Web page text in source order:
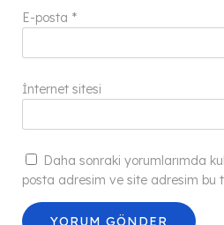
E-posta *
İnternet sitesi
Daha sonraki yorumlarımda
posta adresim ve site adresim bu